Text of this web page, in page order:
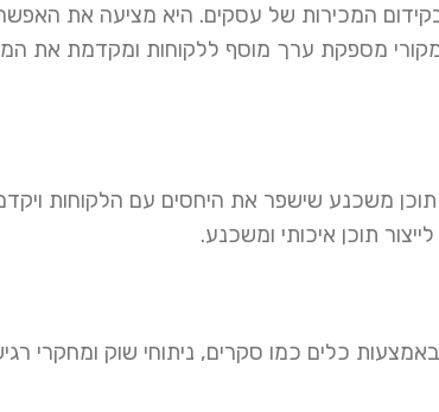
המכירות של עסקים. היא מציעה את
ומקורי מספקת ערך מוסף ללקוחות ומקדמת את
משכנע שישפר את היחסים עם הלקוחות
תוכן איכותי ומשכנע.
כלים כמו סקרים, ניתוחי שוק ומחקרי